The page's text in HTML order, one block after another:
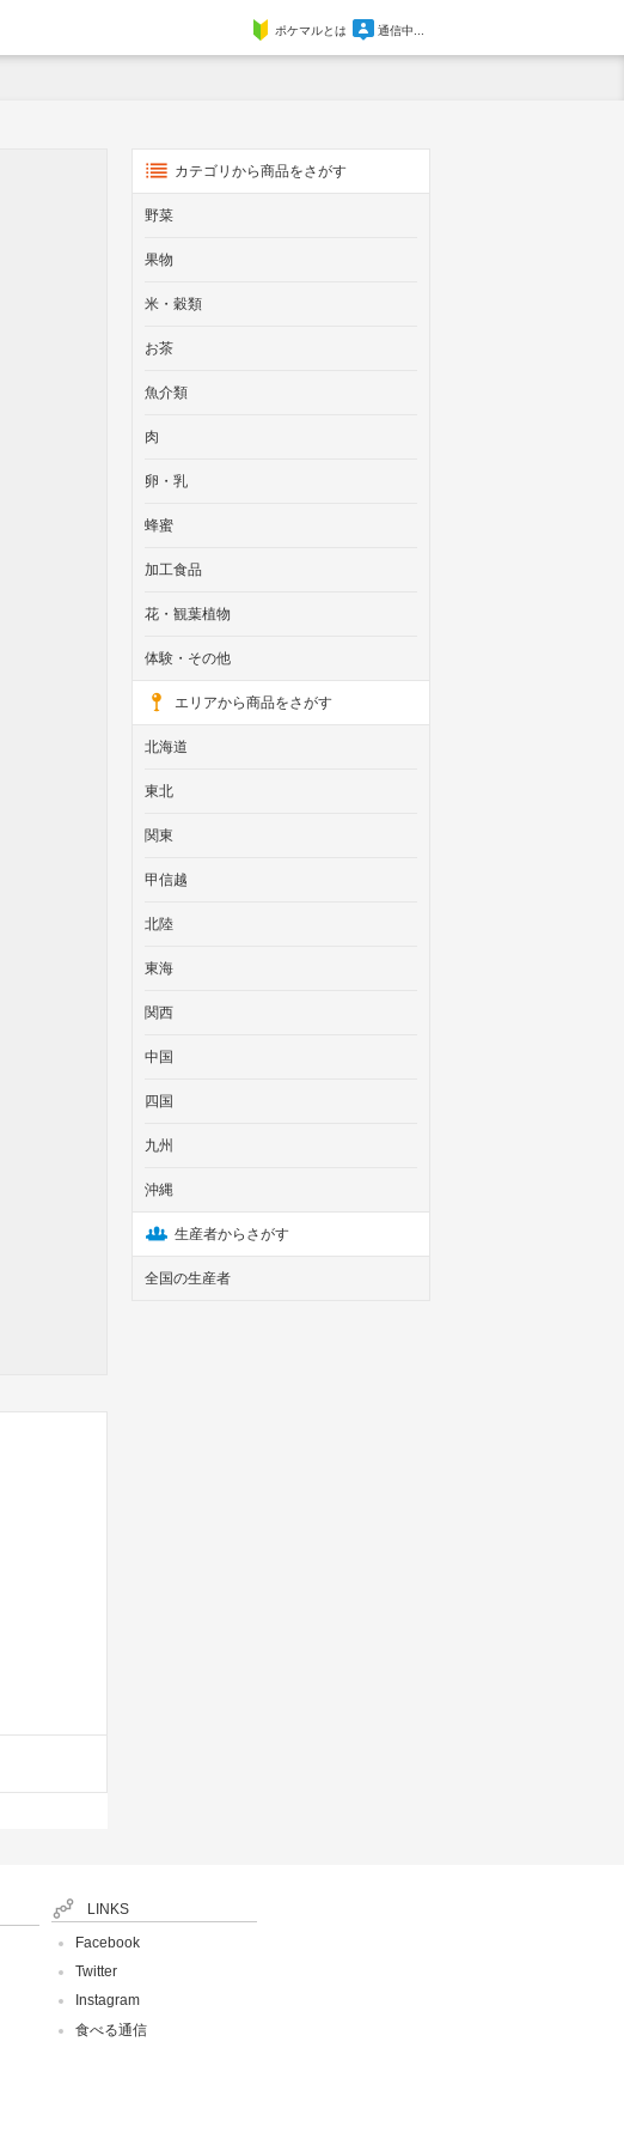
ポケマルとは 通信中...
カテゴリから商品をさがす
野菜
果物
米・穀類
お茶
魚介類
肉
卵・乳
蜂蜜
加工食品
花・観葉植物
体験・その他
エリアから商品をさがす
北海道
東北
関東
甲信越
北陸
東海
関西
中国
四国
九州
沖縄
生産者からさがす
全国の生産者
LINKS
Facebook
Twitter
Instagram
食べる通信